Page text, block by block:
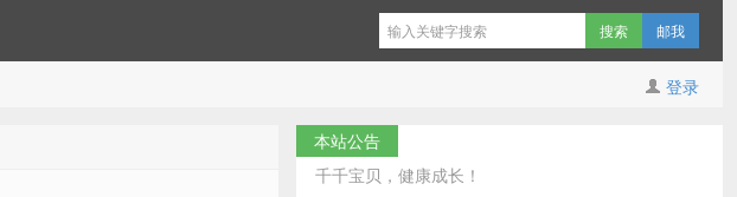
邮我
登录
本站公告
千千宝贝，健康成长！